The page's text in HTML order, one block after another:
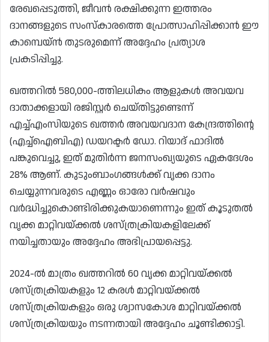
രേഖപ്പെടുത്തി, ജീവൻ രക്ഷിക്കുന്ന ഇത്തരം
ദാനങ്ങളുടെ സംസ്‌കാരത്തെ പ്രോത്സാഹിപ്പിക്കാൻ ഈ
കാമ്പെയ്‌ൻ തുടരുമെന്ന് അദ്ദേഹം പ്രത്യാശ
പ്രകടിപ്പിച്ചു.
ഖത്തറിൽ 580,000-ത്തിലധികം ആളുകൾ അവയവ
ദാതാക്കളായി രജിസ്റ്റർ ചെയ്തിട്ടുണ്ടെന്ന്
എച്ച്എംസിയുടെ ഖത്തർ അവയവദാന കേന്ദ്രത്തിന്റെ
(എച്ച്ഐബിഎ) ഡയറക്ടർ ഡോ. റിയാദ് ഫാദിൽ
പങ്കുവെച്ചു, ഇത് മുതിർന്ന ജനസംഖ്യയുടെ ഏകദേശം
28% ആണ്. കുടുംബാംഗങ്ങൾക്ക് വൃക്ക ദാനം
ചെയ്യുന്നവരുടെ എണ്ണം ഓരോ വർഷവും
വർദ്ധിച്ചുകൊണ്ടിരിക്കുകയാണെന്നും ഇത് കൂടുതൽ
വൃക്ക മാറ്റിവയ്ക്കൽ ശസ്ത്രക്രിയകളിലേക്ക്
നയിച്ചതായും അദ്ദേഹം അഭിപ്രായപ്പെട്ടു.
2024-ൽ മാത്രം ഖത്തറിൽ 60 വൃക്ക മാറ്റിവയ്ക്കൽ
ശസ്ത്രക്രിയകളും 12 കരൾ മാറ്റിവയ്ക്കൽ
ശസ്ത്രക്രിയകളും ഒരു ശ്വാസകോശ മാറ്റിവയ്ക്കൽ
ശസ്ത്രക്രിയയും നടന്നതായി അദ്ദേഹം ചൂണ്ടിക്കാട്ടി.